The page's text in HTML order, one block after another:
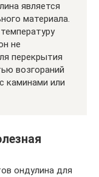
является
материала.
не
перекрытия
возгораний
каминами или
ондулина для